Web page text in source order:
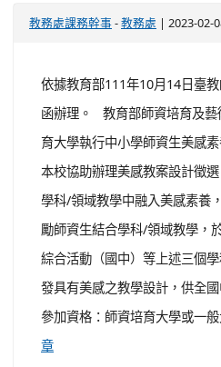
教務處課務幹事 - 教務處 | 2023-02-
依據教育部111年10月14日臺
函辦理。 教育部師資培育及藝
育大學執行中小學師資生美感
本校協助辦理美感教案設計徵
學科/領域教學中融入美感素養
勵師資生結合學科/領域教學，
綜合活動（國中）等上述三個
發具有美感之教學設計，供全
參加資格：師資培育大學或一
章